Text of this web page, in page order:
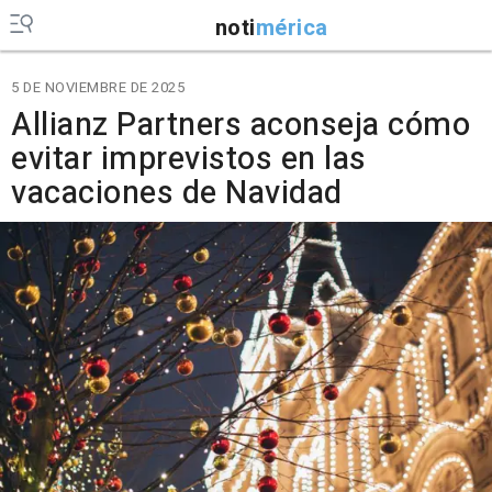
notimérica
5 DE NOVIEMBRE DE 2025
Allianz Partners aconseja cómo
evitar imprevistos en las
vacaciones de Navidad